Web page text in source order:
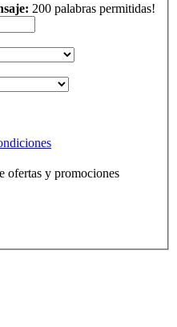
200 palabras permitidas!
ofertas y promociones